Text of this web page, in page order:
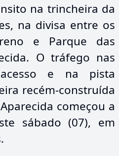
na trincheira da
na divisa entre os
e Parque das
O tráfego nas
e na pista
recém-construída
começou a
sábado (07), em